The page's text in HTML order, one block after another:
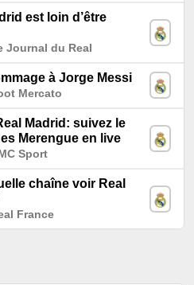
est loin d’être
Journal du Real
à Jorge Messi
Mercato
Madrid: suivez le
Merengue en live
Sport
chaîne voir Real
France